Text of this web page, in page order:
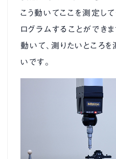
こう動いてここを測定し
ログラムすることができ
動いて、測りたいところ
いです。